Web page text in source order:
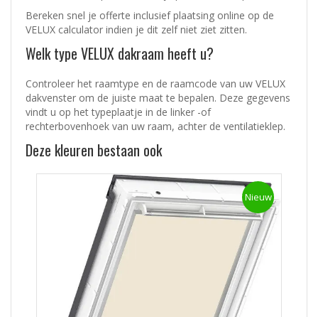
Bereken snel je offerte inclusief plaatsing online op de
VELUX calculator indien je dit zelf niet ziet zitten.
Welk type VELUX dakraam heeft u?
Controleer het raamtype en de raamcode van uw VELUX
dakvenster om de juiste maat te bepalen. Deze gegevens
vindt u op het typeplaatje in de linker -of
rechterbovenhoek van uw raam, achter de ventilatieklep.
Deze kleuren bestaan ook
Nieuw